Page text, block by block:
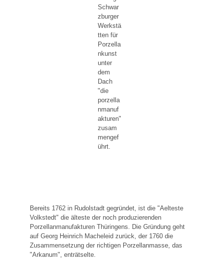
Schwar
zburger
Werkstä
tten für
Porzella
nkunst
unter
dem
Dach
"die
porzella
nmanuf
akturen"
zusam
mengef
ührt.
Bereits 1762 in Rudolstadt gegründet, ist die "Aelteste
Volkstedt" die älteste der noch produzierenden
Porzellanmanufakturen Thüringens. Die Gründung geht
auf Georg Heinrich Macheleid zurück, der 1760 die
Zusammensetzung der richtigen Porzellanmasse, das
"Arkanum", enträtselte.